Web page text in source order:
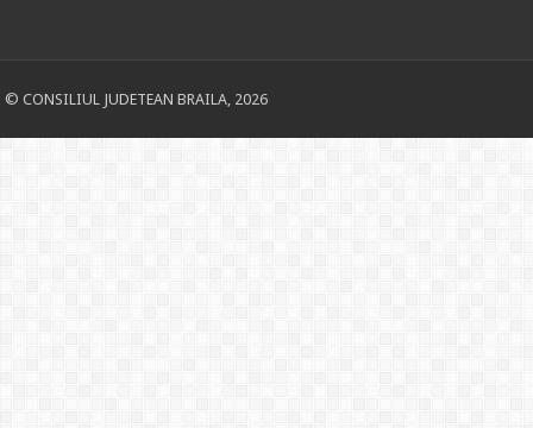
© CONSILIUL JUDETEAN BRAILA, 2026